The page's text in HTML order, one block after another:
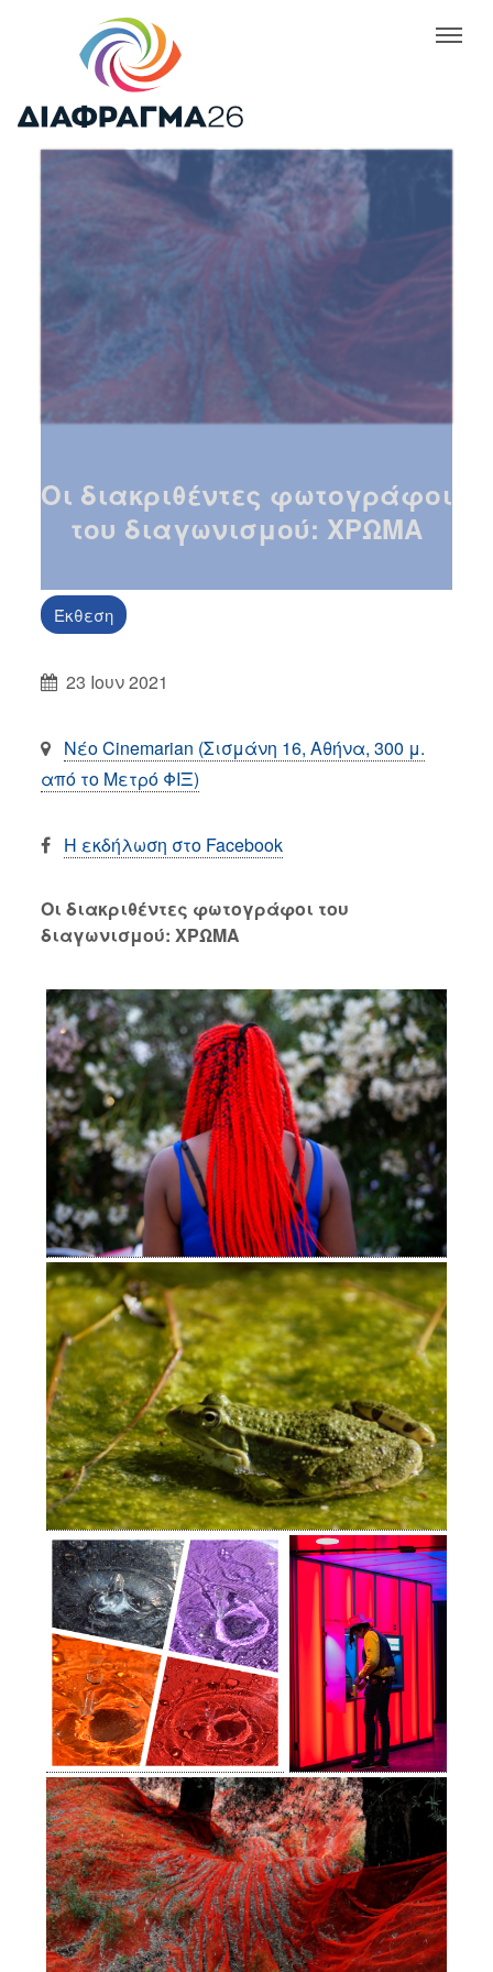
Οι διακριθέντες φωτογράφοι
του διαγωνισμού: ΧΡΩΜΑ
Έκθεση
23 Ιουν 2021
Νέο Cinemarian (Σισμάνη 16, Αθήνα, 300 μ.
από το Μετρό ΦΙΞ)
Η εκδήλωση στο Facebook
Οι διακριθέντες φωτογράφοι του
διαγωνισμού: ΧΡΩΜΑ